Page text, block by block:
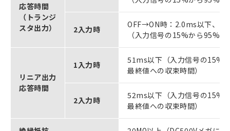
応答時間
（トランジ
スタ出力）
2入力時
OFF→ON時：2.0ms以下、
（入力信号の15%から95%
リニア出力
応答時間
1入力時
51ms以下（入力信号の15%
最終値への収束時間）
2入力時
52ms以下（入力信号の15%
最終値への収束時間）